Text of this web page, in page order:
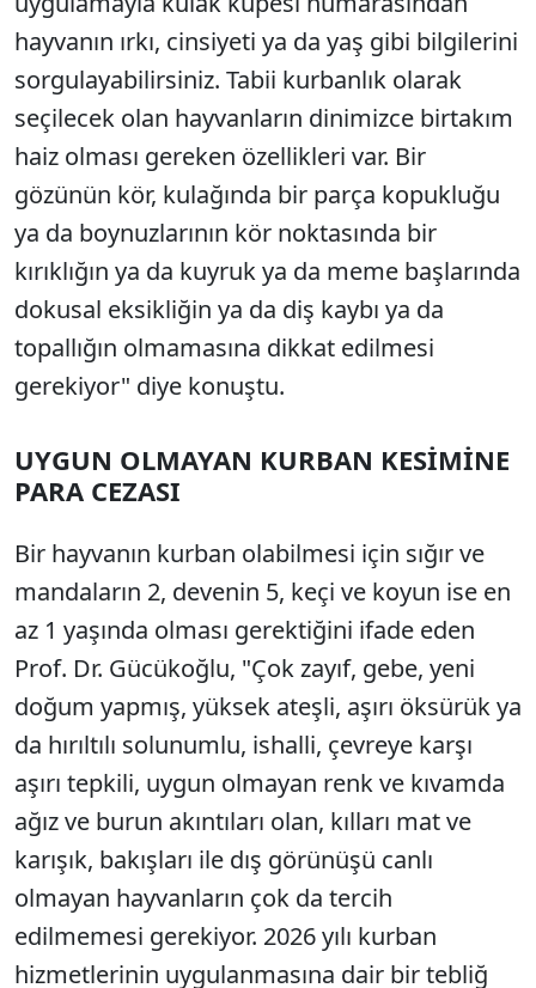
hayvanın ırkı, cinsiyeti ya da yaş gibi bilgilerini
sorgulayabilirsiniz. Tabii kurbanlık olarak
seçilecek olan hayvanların dinimizce birtakım
haiz olması gereken özellikleri var. Bir
gözünün kör, kulağında bir parça kopukluğu
ya da boynuzlarının kör noktasında bir
kırıklığın ya da kuyruk ya da meme başlarında
dokusal eksikliğin ya da diş kaybı ya da
topallığın olmamasına dikkat edilmesi
gerekiyor" diye konuştu.
UYGUN OLMAYAN KURBAN KESİMİNE
PARA CEZASI
Bir hayvanın kurban olabilmesi için sığır ve
mandaların 2, devenin 5, keçi ve koyun ise en
az 1 yaşında olması gerektiğini ifade eden
Prof. Dr. Gücükoğlu, "Çok zayıf, gebe, yeni
doğum yapmış, yüksek ateşli, aşırı öksürük ya
da hırıltılı solunumlu, ishalli, çevreye karşı
aşırı tepkili, uygun olmayan renk ve kıvamda
ağız ve burun akıntıları olan, kılları mat ve
karışık, bakışları ile dış görünüşü canlı
olmayan hayvanların çok da tercih
edilmemesi gerekiyor. 2026 yılı kurban
hizmetlerinin uygulanmasına dair bir tebliğ